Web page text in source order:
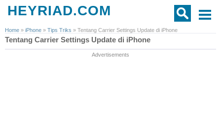
HEYRIAD.COM
Home » iPhone » Tips Triks » Tentang Carrier Settings Update di iPhone
Tentang Carrier Settings Update di iPhone
Advertisements